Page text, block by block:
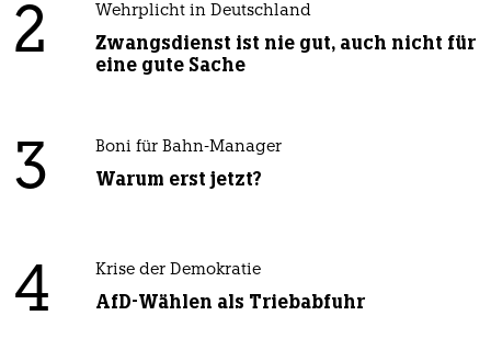
2 Wehrplicht in Deutschland
Zwangsdienst ist nie gut, auch nicht für
eine gute Sache
3 Boni für Bahn-Manager
Warum erst jetzt?
4 Krise der Demokratie
AfD-Wählen als Triebabfuhr